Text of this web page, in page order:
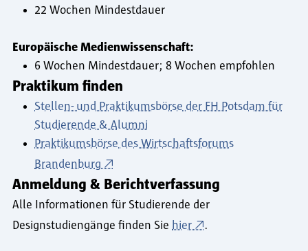
22 Wochen Mindestdauer
Europäische Medienwissenschaft:
6 Wochen Mindestdauer; 8 Wochen empfohlen
Praktikum finden
Stellen- und Praktikumsbörse der FH Potsdam für
Studierende & Alumni
Praktikumsbörse des Wirtschaftsforums
Brandenburg
Anmeldung & Berichtverfassung
Alle Informationen für Studierende der
Designstudiengänge finden Sie hier .